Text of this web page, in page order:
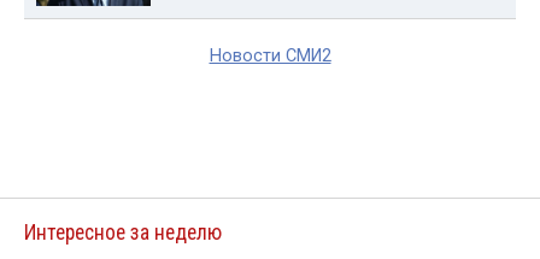
Новости СМИ2
Интересное за неделю